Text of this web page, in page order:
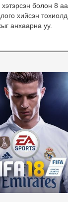
хэтэрсэн болон 8
хийсэн
анхаарна уу.